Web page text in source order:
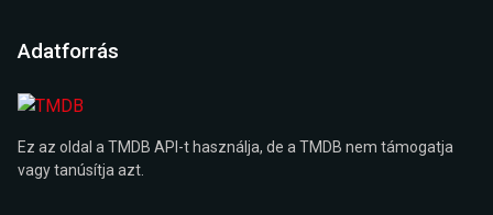
Adatforrás
Ez az oldal a TMDB API-t használja, de a TMDB nem támogatja
vagy tanúsítja azt.